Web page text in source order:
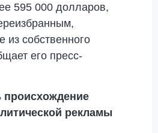
595 000 долларов,
из собственного
его пресс-
происхождение
рекламы